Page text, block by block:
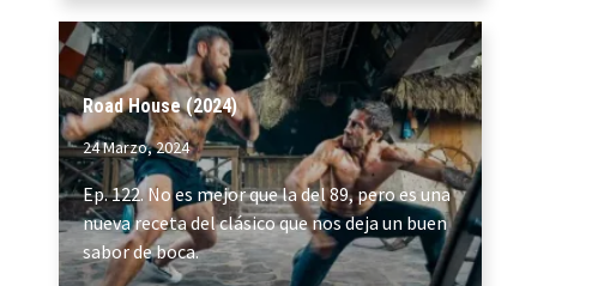
Road House (2024)
24 Marzo, 2024
Ep. 122. No es mejor que la del 89, pero es una
nueva receta del clásico que nos deja un buen
sabor de boca.